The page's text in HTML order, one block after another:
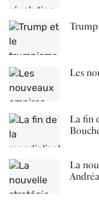
Les
La fin
La